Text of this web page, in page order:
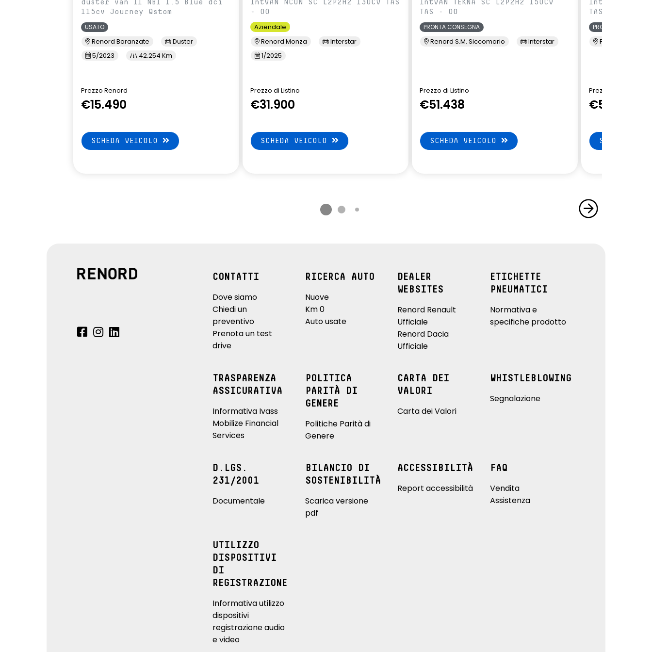
duster van II NBI 1.5 Blue dci
115cv Journey Qstom
USATO
Renord Baranzate
Duster
5/2023
42.254 Km
Prezzo Renord
€15.490
SCHEDA VEICOLO
IntVAN NCON SC L2P2H2 130CV TAS
- 00
Aziendale
Renord Monza
Interstar
1/2025
Prezzo di Listino
€31.900
SCHEDA VEICOLO
IntVAN TEKNA SC L2P2H2 150CV
TAS - 00
PRONTA CONSEGNA
Renord S.M. Siccomario Interstar
Prezzo di Listino
€51.438
SCHEDA VEICOLO
IntVAN TEKNA
TAS - 00
PRONTA CONSEGNA
Presso Terzi
Prezzo di Listino
€51.438
SCHEDA
CONTATTI
Dove siamo
Chiedi un
preventivo
Prenota un test
drive
RICERCA AUTO
Nuove
Km 0
Auto usate
DEALER
WEBSITES
Renord Renault
Ufficiale
Renord Dacia
Ufficiale
ETICHETTE
PNEUMATICI
Normativa e
specifiche prodotto
TRASPARENZA
ASSICURATIVA
Informativa Ivass
Mobilize Financial
Services
POLITICA
PARITÀ DI
GENERE
Politiche Parità di
Genere
CARTA DEI
VALORI
Carta dei Valori
WHISTLEBLOWING
Segnalazione
D.LGS.
231/2001
Documentale
BILANCIO DI
SOSTENIBILITÀ
Scarica versione
pdf
ACCESSIBILITÀ
Report accessibilità
FAQ
Vendita
Assistenza
UTILIZZO
DISPOSITIVI
DI
REGISTRAZIONE
Informativa utilizzo
dispositivi
registrazione audio
e video